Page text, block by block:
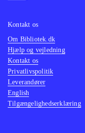
Kontakt os
Om Bibliotek.dk
Hjælp og vejledning
Kontakt os
Privatlivspolitik
Leverandører
English
Tilgængelighedserklæring